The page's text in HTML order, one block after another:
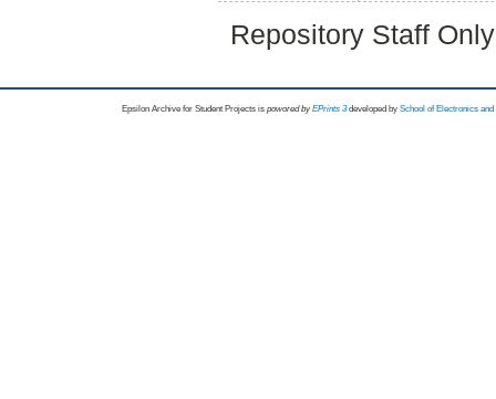
Repository Staff
Epsilon Archive for Student Projects is powored byEPrints 3 developed by School of Electronics